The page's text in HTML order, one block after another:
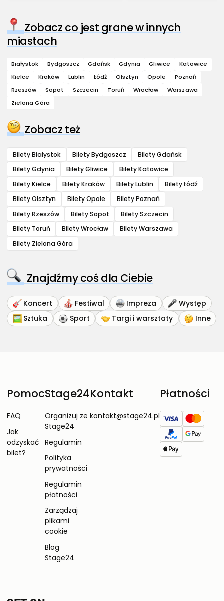
Zobacz co jest grane w innych
miastach
Białystok Bydgoszcz Gdańsk Gdynia Gliwice
Katowice
Kielce
Kraków Lublin Łódź Olsztyn Opole
Poznań
Rzeszów
Sopot Szczecin Toruń Wrocław
Warszawa
Zielona Góra
Zobacz też
Bilety Białystok Bilety Bydgoszcz
Bilety Gdańsk
Bilety Gdynia
Bilety Gliwice
Bilety Katowice
Bilety Kielce
Bilety Kraków Bilety Lublin
Bilety Łódź
Bilety Olsztyn
Bilety Opole
Bilety Poznań
Bilety Rzeszów
Bilety Sopot
Bilety Szczecin
Bilety Toruń
Bilety Wrocław
Bilety Warszawa
Bilety Zielona Góra
Znajdźmy coś dla Ciebie
Koncert Festiwal Impreza
Występ
Sztuka
Sport Targi i warsztaty Inne
Pomoc
FAQ
Jak
odzyskać
bilet?
Stage24
Organizuj ze
Stage24
Regulamin
Polityka
prywatności
Regulamin
płatności
Zarządzaj
plikami
cookie
Blog
Stage24
Kontakt
kontakt@stage24.pl
Płatności